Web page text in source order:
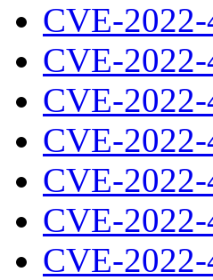
CVE-2022-
CVE-
CVE-
CVE-
CVE-
CVE-
CVE-